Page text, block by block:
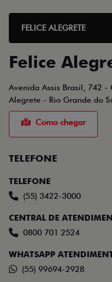
FELICE ALEGRETE
Felice
Avenida Assis Brasil, 742 -
Alegrete - Rio Grande do
Como chegar
TELEFONE
TELEFONE
(55) 3422-3000
CENTRAL DE
0800 701 2524
WHATSAPP
(55) 99694-2928